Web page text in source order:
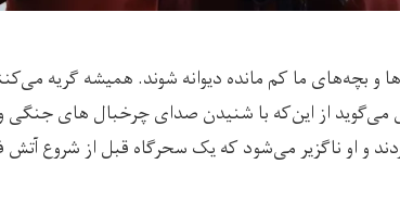
و بچه‌های ما کم مانده دیوانه شوند. همیشه گریه
از این‌که با شنیدن صدای چرخبال های جنگی
و او ناگزیر می‌شود که یک سحرگاه قبل از شروع آتش